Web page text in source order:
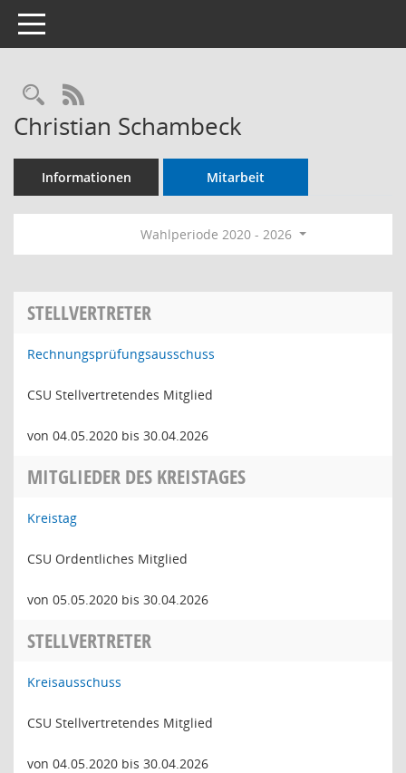
Toggle navigation
Rechercheauswahl
RSS-Feed
Christian Schambeck
Informationen Mitarbeit
Wahlperiode 2020 - 2026
STELLVERTRETER
Rechnungsprüfungsausschuss
CSU Stellvertretendes Mitglied
von 04.05.2020 bis 30.04.2026
MITGLIEDER DES KREISTAGES
Kreistag
CSU Ordentliches Mitglied
von 05.05.2020 bis 30.04.2026
STELLVERTRETER
Kreisausschuss
CSU Stellvertretendes Mitglied
von 04.05.2020 bis 30.04.2026